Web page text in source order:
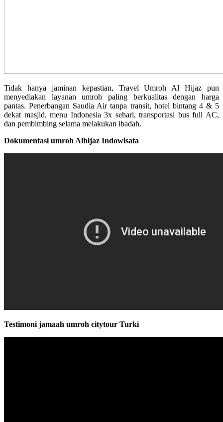
Tidak hanya jaminan kepastian, Travel Umroh Al Hijaz pun
menyediakan layanan umroh paling berkualitas dengan harga
pantas. Penerbangan Saudia Air tanpa transit, hotel bintang 4 & 5
dekat masjid, menu Indonesia 3x sehari, transportasi bus full AC,
dan pembimbing selama melakukan ibadah.
Dokumentasi umroh Alhijaz Indowisata
Testimoni jamaah umroh citytour Turki